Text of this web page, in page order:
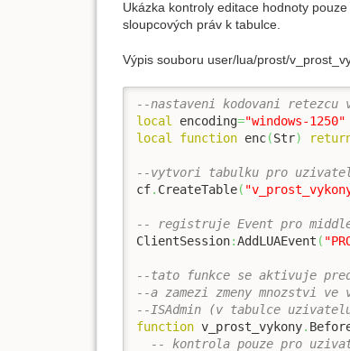
Ukázka kontroly editace hodnoty
sloupcových práv k tabulce.
Výpis souboru user/lua/prost/
--nastaveni kodovani
local encoding="windows-1250"
local
function enc(Str)
--vytvori tabulku pro
cf. CreateTable(
-- registruje Event pro middle
ClientSession:AddLUAEvent (
--tato funkce se aktivuje pred
--a zamezi zmeny mnozstvi
--ISAdmin (v tabulce
function v_prost_vykony.
-- kontrola pouze pro